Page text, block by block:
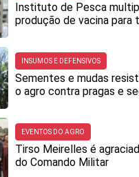
Instituto de Pesca
produção de vacina para
INSUMOS E DEFENSIVOS
Sementes e mudas
o agro contra pragas e
EVENTOS DO AGRO
Tirso Meirelles é
do Comando Militar